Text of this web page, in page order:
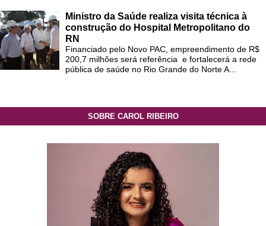
Ministro da Saúde realiza visita técnica à
construção do Hospital Metropolitano do
RN
Financiado pelo Novo PAC, empreendimento de R$
200,7 milhões será referência e fortalecerá a rede
pública de saúde no Rio Grande do Norte A...
SOBRE CAROL RIBEIRO